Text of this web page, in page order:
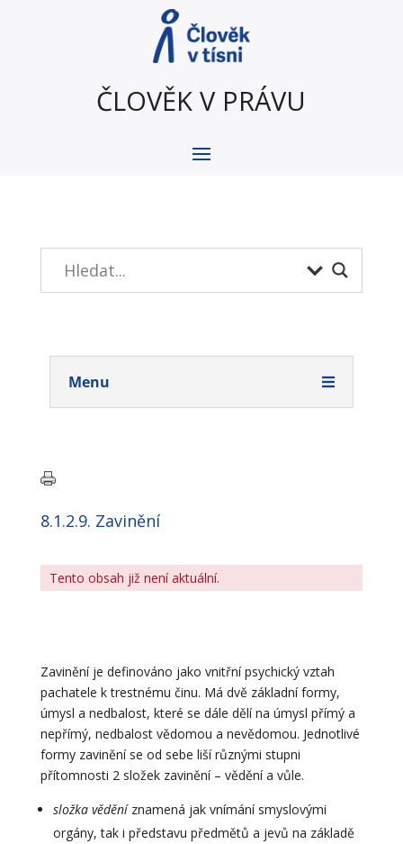
ČLOVĚK V PRÁVU
Menu
8.1.2.9. Zavinění
Tento obsah již není aktuální.
Zavinění je definováno jako vnitřní psychický vztah
pachatele k trestnému činu. Má dvě základní formy,
úmysl a nedbalost, které se dále dělí na úmysl přímý a
nepřímý, nedbalost vědomou a nevědomou. Jednotlivé
formy zavinění se od sebe liší různými stupni
přítomnosti 2 složek zavinění – vědění a vůle.
složka věděníznamená jak vnímání smyslovými
orgány, tak i představu předmětů a jevů na základě